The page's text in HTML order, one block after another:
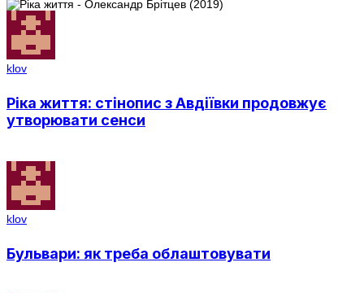
klov
Ріка життя: стінопис з Авдіївки продовжує
утворювати сенси
klov
Бульвари: як треба облаштовувати